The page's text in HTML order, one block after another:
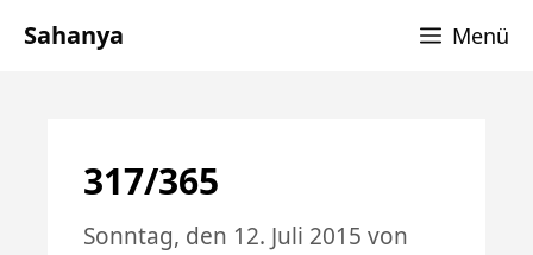
ZumSahanya Menü
317/365
Sonntag, den 12. Juli 2015 von